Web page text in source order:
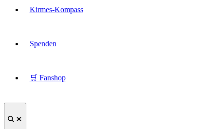
Kirmes-Kompass
Spenden
🛒 Fanshop
Suche